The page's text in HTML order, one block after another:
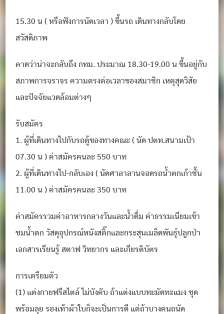
15.30 น ( หรือฟังการนัดเวลา ) ขึ้นรถ เดินทางกลับโดย
สวัสดิภาพ
คาดว่าน่าจะกลับถึง กทม. ประมาณ 18.30-19.00 น ขึ้นอยู่กับ
สภาพการจราจร ความตรงต่อเวลาของสมาชิก เหตุสุดวิสัย
และปัจจัยแวดล้อมต่างๆ
รับสมัคร
1. ผู้ที่เดินทางไปกับรถตู้ของทางคณะ ( นัด ปตท.สนามเป้า
07.30 น ) ค่าสมัครคนละ 550 บาท
2. ผู้ที่เดินทางไป-กลับเอง ( นัดศาลาลานจอดรถน้ำตกเก้าชั้น
11.00 น ) ค่าสมัครคนละ 350 บาท
ค่าสมัครรวมค่าอาหารกลางวันและน้ำดื่ม ค่าธรรมเนียมเข้า
ชมน้ำตก วัสดุอุปกรณ์หนังสติ๊กและกระสุนเมล็ดพันธุ์ปลูกป่า
เอกสารเรียนรู้ สตาฟ วิทยากร และเกียรติบัตร
การเตรียมตัว
(1) แต่งกายฟรีสไตล์ ไม่บังคับ ถ้าแต่งแบบทะมัดทะแมง ชุด
พร้อมลุย รองเท้าผ้าใบก็จะเป็นการดี แต่ถ้าบางคนถนัด